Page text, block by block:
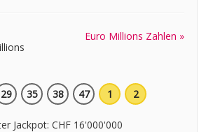
Euro Millions Zahlen »
29 35 38 47 1 2
Jackpot: CHF 16'000'000